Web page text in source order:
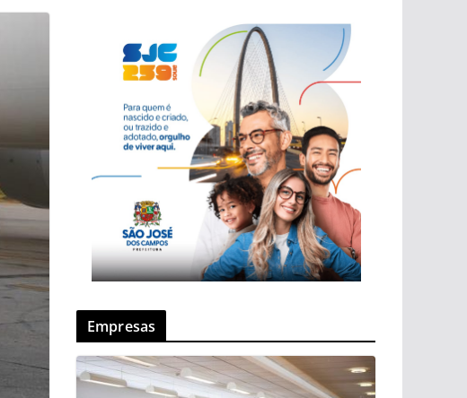
Empresas